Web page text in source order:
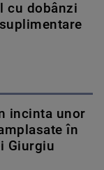
cu dobânzi
incinta unor
în
Giurgiu